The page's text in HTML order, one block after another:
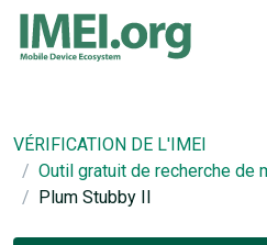
VÉRIFICATION DE L'IMEI
Outil gratuit de recherche de
Plum Stubby II